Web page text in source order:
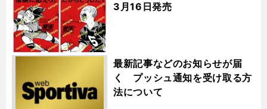
3月16日発売
最新記事などのお知らせが届
く プッシュ通知を受け取る方
法について